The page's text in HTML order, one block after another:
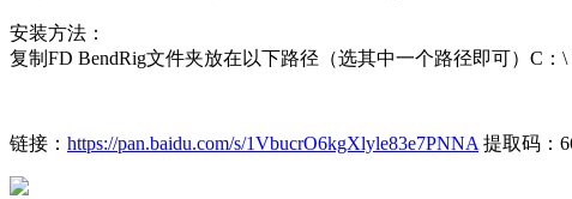
安装方法：
复制FD BendRig文件夹放在以下路径（选其中一个路径即可）C：\
链接： https://pan.baidu.com/s/1VbucrO6kgXlyle83e7PNNA 提取码：